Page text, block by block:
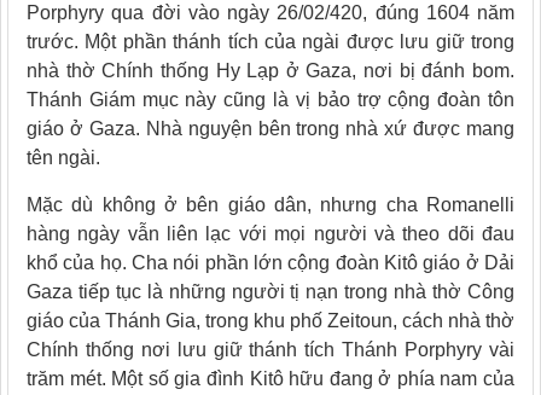
Porphyry qua đời vào ngày 26/02/420, đúng 1604 năm
trước. Một phần thánh tích của ngài được lưu giữ trong
nhà thờ Chính thống Hy Lạp ở Gaza, nơi bị đánh bom.
Thánh Giám mục này cũng là vị bảo trợ cộng đoàn tôn
giáo ở Gaza. Nhà nguyện bên trong nhà xứ được mang
tên ngài.
Mặc dù không ở bên giáo dân, nhưng cha Romanelli
hàng ngày vẫn liên lạc với mọi người và theo dõi đau
khổ của họ. Cha nói phần lớn cộng đoàn Kitô giáo ở Dải
Gaza tiếp tục là những người tị nạn trong nhà thờ Công
giáo của Thánh Gia, trong khu phố Zeitoun, cách nhà thờ
Chính thống nơi lưu giữ thánh tích Thánh Porphyry vài
trăm mét. Một số gia đình Kitô hữu đang ở phía nam của